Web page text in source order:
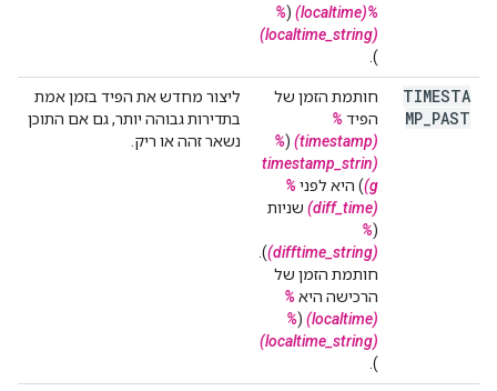
%(localtime)
(
%
(localtime_string)
).
TIMESTA
MP PAST
חותמת הזמן של
הפיד %
(timestamp)
(
%
(timestamp_strin
g) ) היא לפני %
(diff_time)
שניות
(
%
(difftime_string)
).
חותמת הזמן של
הרכישה היא %
(localtime)
(
%
(localtime_string)
).
ליצור מחדש את הפיד בזמן אמת
בתדירות גבוהה יותר, גם אם התוכן
נשאר זהה או ריק.